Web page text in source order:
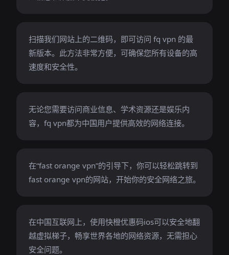
扫描我们网站上的二维码，即可访问 fq vpn 的最
新版本。此方法非常方便，可确保您所有设备的高
速度和安全性。
无论您需要访问商业信息、学术资源还是娱乐内
容，fq vpn都为中国用户提供高效的网络连接。
在“fast orange vpn”的引导下，你可以轻松跳转到
fast orange vpn的网站，开始你的安全网络之旅。
在中国互联网上，使用快橙优惠码ios可以安全地翻
越虚拟梯子，畅享世界各地的网络资源，无需担心
安全问题。